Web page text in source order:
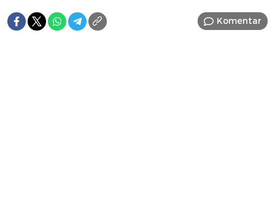
Komentar